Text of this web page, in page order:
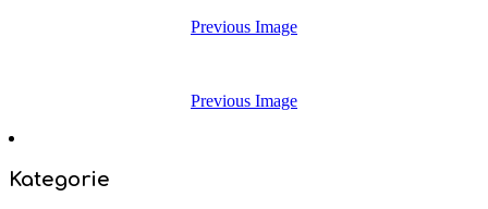
Previous Image
Previous Image
Kategorie